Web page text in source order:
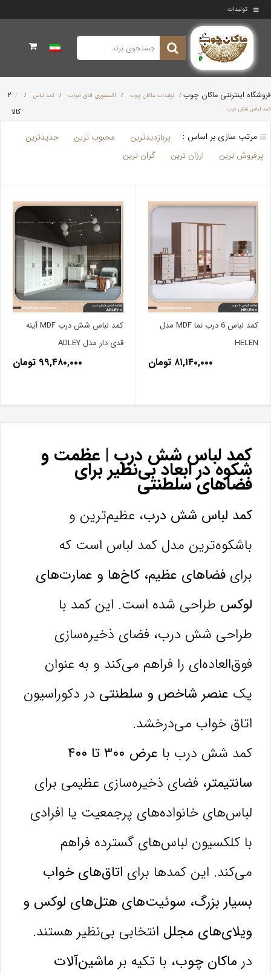
تولیدات
فروشگاه اینترنتی ماکان چوب / تولیدات ماکان چوب / اکسسوری اتاق خواب / کمد لباس /
کمد لباس شش درب
۲
کالا
مرتب سازی بر اساس : پربازدیدترین محبوب ترین
جدیدترین
پرفروش ترین
ارزان ترین گران ترین
کمد لباس 6 درب نما MDF مدل
HELEN
۸۱,۱۴۰,۰۰۰ تومان
کمد لباس شش درب MDF آینه
قدی دار مدل ADLEY
۹۹,۴۸۰,۰۰۰ تومان
کمد لباس شش درب | عظمت و
شکوه در ابعاد بی‌نظیر برای
فضاهای سلطنتی
کمد لباس شش درب، عظیم‌ترین و
باشکوه‌ترین مدل کمد لباس است که
برای فضاهای عظیم، کاخ‌ها و عمارت‌های
لوکس طراحی شده است. این کمد با
طراحی شش درب، فضای ذخیره‌سازی
فوق‌العاده‌ای را فراهم می‌کند و به عنوان
یک عنصر شاخص و سلطنتی در دکوراسیون
اتاق خواب می‌درخشد.
کمد شش درب با
عرض ۳۰۰ تا ۴۰۰
سانتیمتر، فضای ذخیره‌سازی عظیمی برای
لباس‌های خانواده‌های پرجمعیت یا افرادی
با کلکسیون لباس‌های گسترده فراهم
می‌کند. این کمدها برای اتاق‌های خواب
بسیار بزرگ، سوئیت‌های هتل‌های لوکس و
ویلای‌های مجلل انتخابی بی‌نظیر هستند.
در ماکان چوب، با تکیه بر ماشین‌آلات